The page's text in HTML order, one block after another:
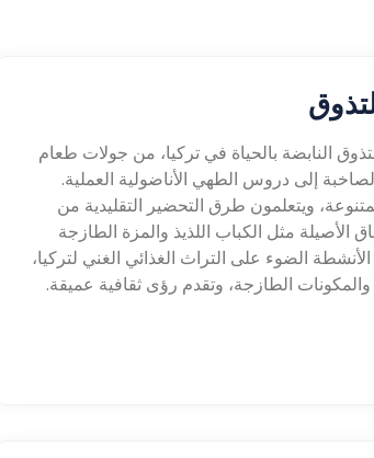
النابضة بالحياة في تركيا، من جولات طعام
إلى دروس الطهي الأناضولية العملية.
ويتعلمون طرق التحضير التقليدية من
الأصيلة مثل الكباب اللذيذ والمزة الطازجة
الضوء على التراث الغذائي الغني لتركيا،
والمكونات الطازجة، وتقدم رؤى ثقافية عميقة.